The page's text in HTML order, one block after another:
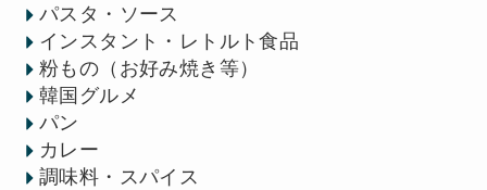
パスタ・ソース
インスタント・レトルト食品
粉もの（お好み焼き等）
韓国グルメ
パン
カレー
調味料・スパイス